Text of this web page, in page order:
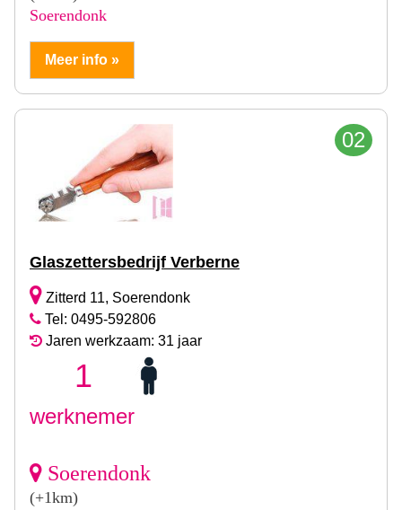
Soerendonk
Meer info »
02
Glaszettersbedrijf Verberne
Zitterd 11, Soerendonk
Tel: 0495-592806
Jaren werkzaam: 31 jaar
1
werknemer
Soerendonk
(+1km)